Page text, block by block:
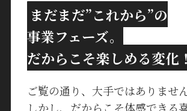
まだまだ”これから”の
事業フェーズ。
だからこそ楽しめる変化！
ご覧の通り、大手ではありません
しかし、だからこそ体感できる